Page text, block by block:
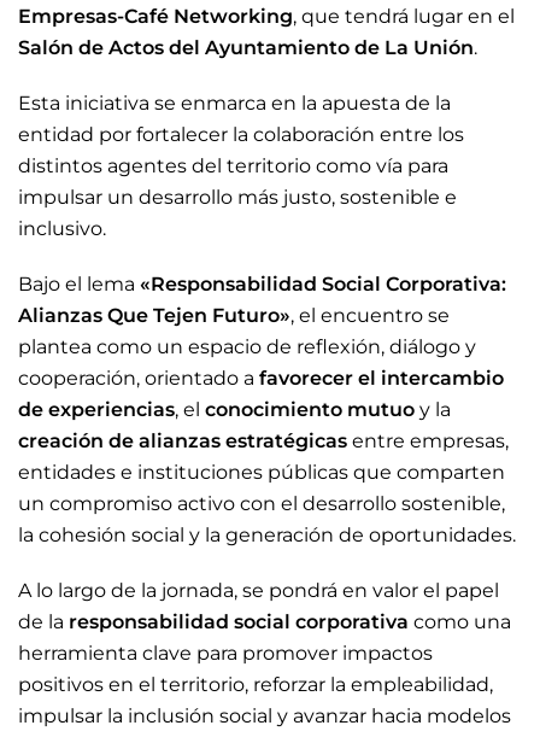
Empresas-Café Networking, que tendrá lugar en el
Salón de Actos del Ayuntamiento de La Unión.
Esta iniciativa se enmarca en la apuesta de la
entidad por fortalecer la colaboración entre los
distintos agentes del territorio como vía para
impulsar un desarrollo más justo, sostenible e
inclusivo.
Bajo el lema «Responsabilidad Social Corporativa:
Alianzas Que Tejen Futuro», el encuentro se
plantea como un espacio de reflexión, diálogo y
cooperación, orientado a favorecer el intercambio
de experiencias, el conocimiento mutuo y la
creación de alianzas estratégicas entre empresas,
entidades e instituciones públicas que comparten
un compromiso activo con el desarrollo sostenible,
la cohesión social y la generación de oportunidades.
A lo largo de la jornada, se pondrá en valor el papel
de la responsabilidad social corporativa como una
herramienta clave para promover impactos
positivos en el territorio, reforzar la empleabilidad,
impulsar la inclusión social y avanzar hacia modelos